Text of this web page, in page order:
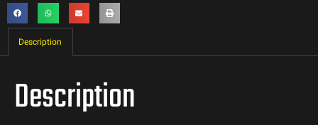
Description
Description